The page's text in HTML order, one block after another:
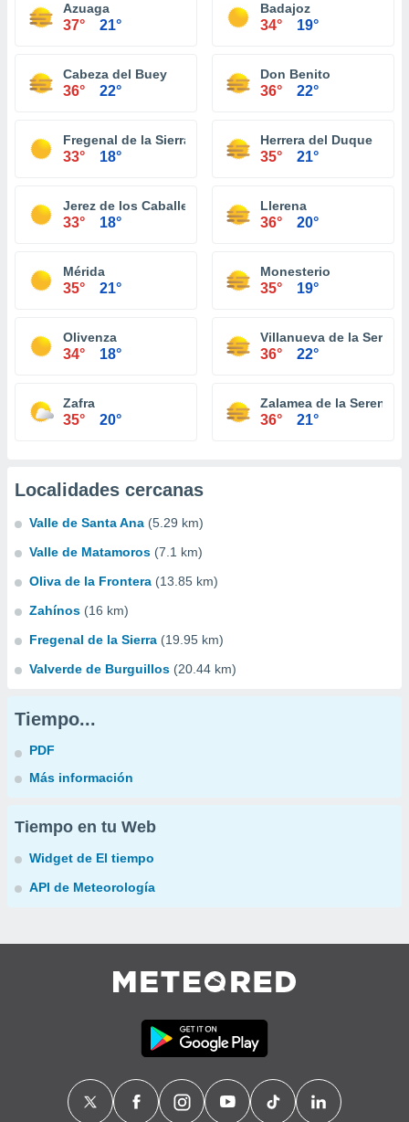
Azuaga
37° 21°
Badajoz
34° 19°
Cabeza del Buey
36° 22°
Don Benito
36° 22°
Fregenal de la Sierra
33° 18°
Herrera del Duque
35° 21°
Jerez de los Caballeros
33° 18°
Llerena
36° 20°
Mérida
35° 21°
Monesterio
35° 19°
Olivenza
34° 18°
Villanueva de la Serena
36° 22°
Zafra
35° 20°
Zalamea de la Serena
36° 21°
Localidades cercanas
Valle de Santa Ana (5.29 km)
Valle de Matamoros (7.1 km)
Oliva de la Frontera (13.85 km)
Zahínos (16 km)
Fregenal de la Sierra (19.95 km)
Valverde de Burguillos (20.44 km)
Tiempo...
PDF
Más información
Tiempo en tu Web
Widget de El tiempo
API de Meteorología